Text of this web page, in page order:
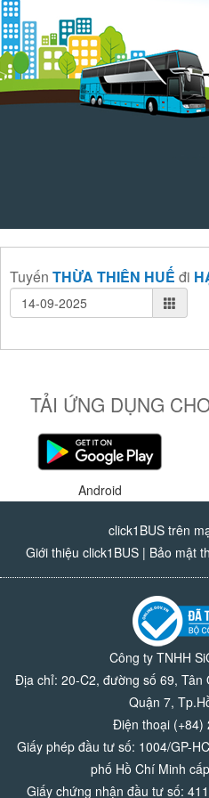
Tuyến THỪA THIÊN HUẾ đi
TẢI ỨNG DỤNG
Android
click1BUS trên
Giới thiệu click1BUS| Bảo mật
Công ty TNHH
Địa chỉ: 20-C2, đường số 69, Tân
Quận 7,
Điện thoại (+84)
Giấy phép đầu tư số: 1004/GP-
phố Hồ Chí Minh
Giấy chứng nhận đầu tư số: